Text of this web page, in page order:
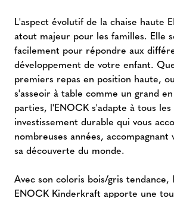
L'aspect évolutif de la chaise haute
atout majeur pour les familles. Elle
facilement pour répondre aux
développement de votre enfant.
premiers repas en position haute,
s'asseoir à table comme un grand
parties, l'ENOCK s'adapte à tous
investissement durable qui vous
nombreuses années,
sa découverte du monde.
Avec son coloris bois/gris tendance,
ENOCK Kinderkraft apporte une